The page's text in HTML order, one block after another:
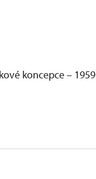
koncepce – 1959